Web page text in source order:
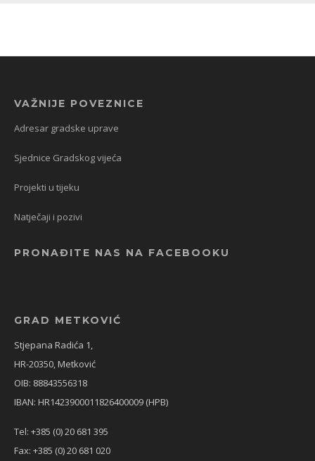
VAŽNIJE POVEZNICE
Adresar gradske uprave
Sjednice Gradskog vijeća
Projekti u tijeku
Natječaji i pozivi
PRONAĐITE NAS NA FACEBOOKU
GRAD METKOVIĆ
Stjepana Radića 1,
HR-20350, Metković
OIB: 88843556318
IBAN: HR1423900011826400009 (HPB)
Tel: +385 (0) 20 681 395
Fax: +385 (0) 20 681 020